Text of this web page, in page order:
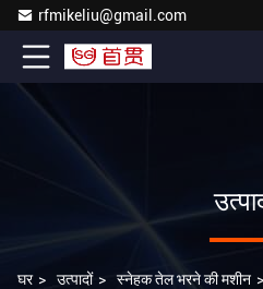
rfmikeliu@gmail.com
घर > उत्पादों > स्नेहक तेल भरने की मशीन >